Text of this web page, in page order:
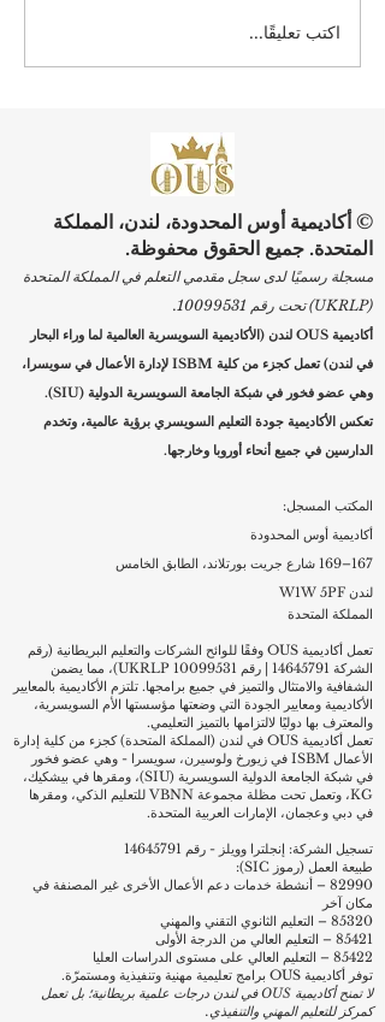
ارتقِ بمسيرتك المهنية: بدء
التسجيل في برامج الجامعة
اكتب تعليقًا...
© أكاديمية أوس المحدودة، لندن، المملكة
المتحدة. جميع الحقوق محفوظة.
مسجلة رسميًا لدى سجل مقدمي التعلم في المملكة المتحدة
(UKRLP) تحت رقم
10099531
.
أكاديمية OUS لندن (الأكاديمية السويسرية العالمية لما وراء البحار
في لندن) تعمل كجزء من كلية ISBM لإدارة الأعمال في سويسرا،
وهي عضو فخور في شبكة الجامعة السويسرية الدولية (SIU).
تعكس الأكاديمية جودة التعليم السويسري برؤية عالمية، وتخدم
الدارسين في جميع أنحاء أوروبا وخارجها.
المكتب المسجل:
أكاديمية أوس المحدودة
167–169 شارع جريت بورتلاند، الطابق الخامس
لندن W1W 5PF
المملكة المتحدة
تعمل أكاديمية OUS وفقًا للوائح الشركات والتعليم البريطانية (رقم
الشركة 14645791 | رقم UKRLP 10099531)
، مما يضمن
الشفافية والامتثال والتميز في جميع برامجها. تلتزم الأكاديمية بالمعايير
الأكاديمية ومعايير الجودة التي وضعتها مؤسستها الأم السويسرية،
والمعترف بها دوليًا لالتزامها بالتميز التعليمي.
تعمل أكاديمية OUS في لندن (المملكة المتحدة) كجزء من كلية إدارة
الأعمال ISBM في زيورخ ولوسيرن، سويسرا - وهي عضو فخور
في شبكة الجامعة الدولية السويسرية (SIU)، ومقرها في بيشكيك،
KG، وتعمل تحت مظلة مجموعة VBNN للتعليم الذكي، ومقرها
في دبي وعجمان، الإمارات العربية المتحدة.
تسجيل الشركة: إنجلترا وويلز - رقم 14645791
طبيعة العمل (رموز SIC):
82990 – أنشطة خدمات دعم الأعمال الأخرى غير المصنفة في
مكان آخر
85320 – التعليم الثانوي التقني والمهني
85421 – التعليم العالي من الدرجة الأولى
85422 – التعليم العالي على مستوى الدراسات العليا
توفر أكاديمية OUS برامج تعليمية مهنية وتنفيذية ومستمرّة.
لا تمنح أكاديمية OUS في لندن درجات علمية بريطانية؛ بل تعمل
كمركز للتعليم المهني والتنفيذي.